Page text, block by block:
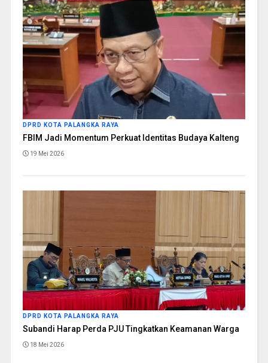
DPRD KOTA PALANGKA RAYA
FBIM Jadi Momentum Perkuat Identitas Budaya Kalteng
19 Mei 2026
DPRD KOTA PALANGKA RAYA
Subandi Harap Perda PJU Tingkatkan Keamanan Warga
18 Mei 2026